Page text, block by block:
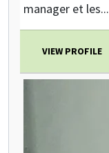
manager et les...
VIEW PROFILE